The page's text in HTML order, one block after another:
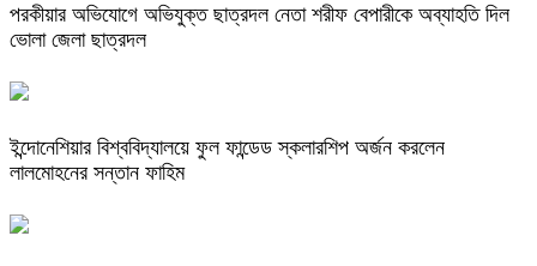
পরকীয়ার অভিযোগে অভিযুক্ত ছাত্রদল নেতা শরীফ বেপারীকে অব্যাহতি দিল
ভোলা জেলা ছাত্রদল
ইন্দোনেশিয়ার বিশ্ববিদ্যালয়ে ফুল ফান্ডেড স্কলারশিপ অর্জন করলেন
লালমোহনের সন্তান ফাহিম